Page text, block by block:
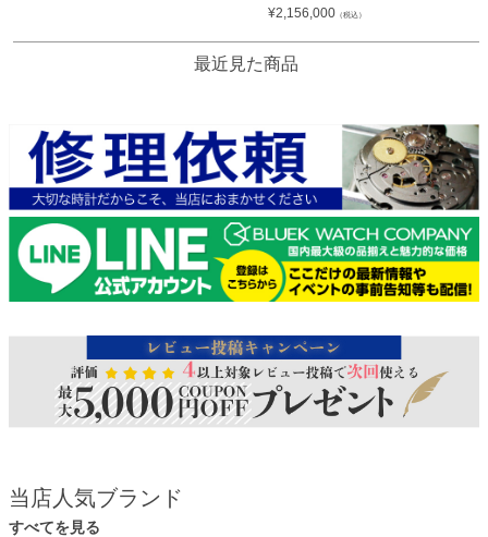
¥2,156,000 （税込）
最近見た商品
当店人気ブランド
すべてを見る